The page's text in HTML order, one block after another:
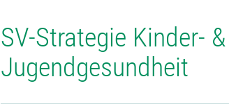
SV-Strategie Kinder- &
Jugendgesundheit